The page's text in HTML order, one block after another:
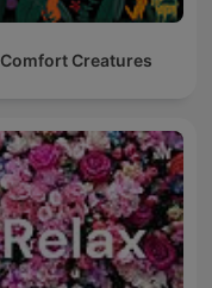
Comfort Creatures